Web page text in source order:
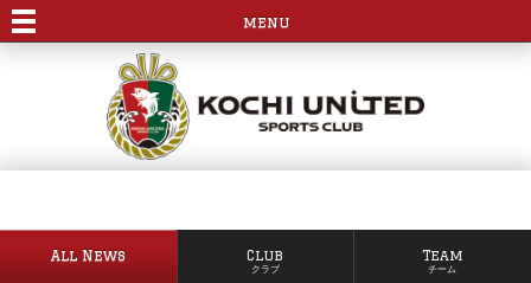
menu
All News Club
クラブ
Team
チーム